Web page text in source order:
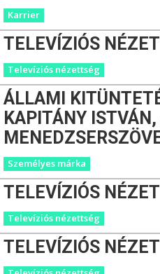
Karrier
TELEVÍZIÓS
Televíziós nézettség
ÁLLAMI
KAPITÁNY ISTVÁN,
Személyes márka
TELEVÍZIÓS
Televíziós nézettség
TELEVÍZIÓS